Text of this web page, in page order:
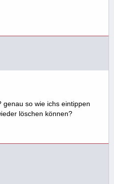
so wie ichs eintippen
löschen können?